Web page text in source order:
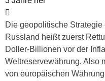
Die geopolitische
Russland heißt zuerst
Doller-Billionen vor der
Weltreservewährung. Also
von europäischen